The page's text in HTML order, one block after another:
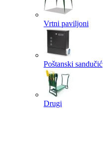
Vrtni paviljoni
Poštanski sandučić
Drugi